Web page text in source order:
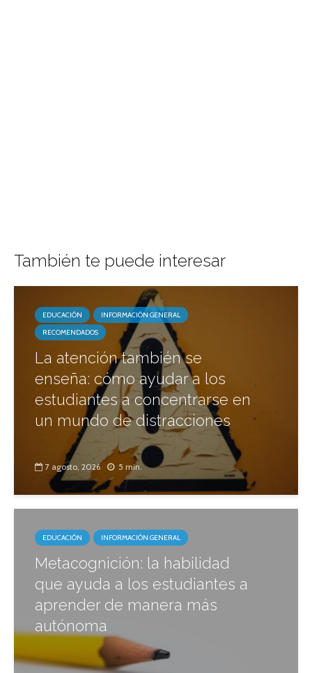
También te puede interesar
EDUCACIÓN
INFORMACIÓN GENERAL
RECOMENDADOS
La atención también se
enseña: cómo ayudar a los
estudiantes a concentrarse en
un mundo de distracciones
7 agosto, 2026 5 min.
EDUCACIÓN INFORMACIÓN GENERAL
Metacognición: la habilidad
que ayuda a los estudiantes a
aprender de manera más
autónoma